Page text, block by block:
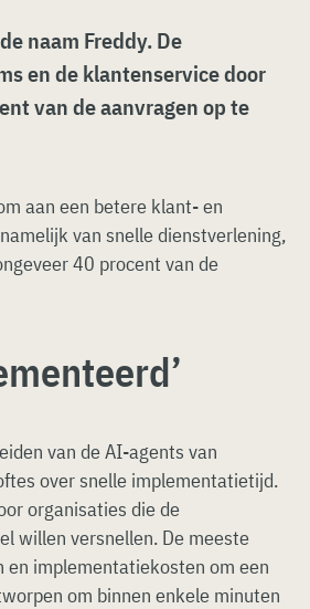
naam Freddy. De
en de klantenservice door
van de aanvragen op te
aan een betere klant- en
van snelle dienstverlening,
40 procent van de
van de AI-agents van
over snelle implementatietijd.
organisaties die de
willen versnellen. De meeste
implementatiekosten om een
om binnen enkele minuten